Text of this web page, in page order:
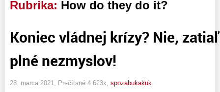
Rubrika: How do they do it?
Koniec vládnej krízy? Nie,
plné nezmyslov!
28. marca 2021, Prečítané 4 623x, spozabukakuk